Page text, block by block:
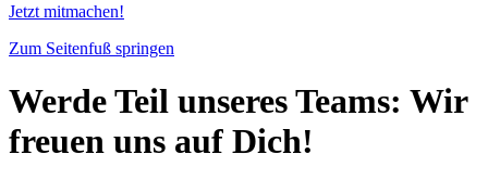
Jetzt mitmachen!
Zum Seitenfuß springen
Werde Teil unseres Teams: Wir
freuen uns auf Dich!